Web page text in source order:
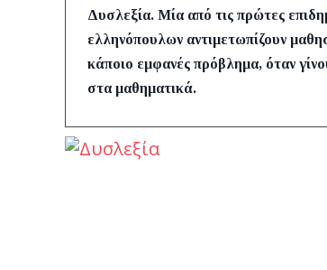
Δυσλεξία. Μία από τις πρώτες
ελληνόπουλων αντιμετωπίζουν
κάποιο εμφανές πρόβλημα, όταν
στα μαθηματικά.